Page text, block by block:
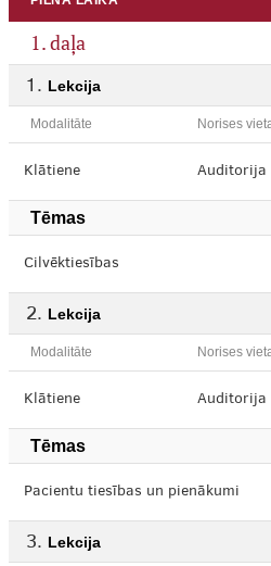
1. daļa
Lekcija
Modalitāte Norises
Klātiene Auditorija
Tēmas
Cilvēktiesības
Lekcija
Modalitāte Norises
Klātiene Auditorija
Tēmas
Pacientu tiesības un pienākumi
Lekcija